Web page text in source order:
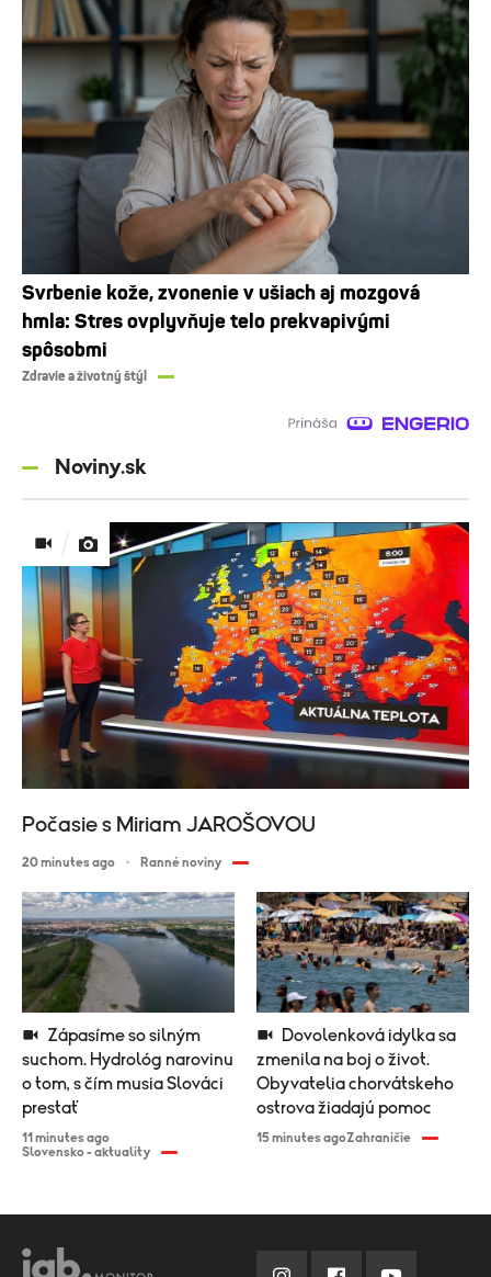
Svrbenie kože, zvonenie v ušiach aj mozgová
hmla: Stres ovplyvňuje telo prekvapivými
spôsobmi
Zdravie a životný štýl
Noviny.sk
suchom. Hydrológ narovinu
o tom, s čím musia Slováci
prestať
11 minutes ago
Slovensko - aktuality
zmenila na boj o život.
Obyvatelia chorvátskeho
ostrova žiadajú pomoc
15 minutes agoZahraničie
Počasie s Miriam JAROŠOVOU
20 minutes ago Ranné noviny